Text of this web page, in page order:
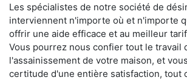
Les spécialistes de notre société de
interviennent n'importe où et n'importe
offrir une aide efficace et au meilleur
Vous pourrez nous confier tout le travail
l'assainissement de votre maison, et
certitude d'une entière satisfaction, tout